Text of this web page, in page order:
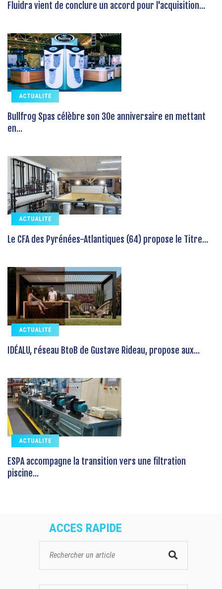
Fluidra vient de conclure un accord pour l'acquisition...
ACTUALITE
Bullfrog Spas célèbre son 30e anniversaire en mettant
en...
ACTUALITE
Le CFA des Pyrénées-Atlantiques (64) propose le Titre...
ACTUALITE
IDÉALU, réseau BtoB de Gustave Rideau, propose aux...
ACTUALITE
ESPA accompagne la transition vers une filtration
piscine...
ACCES RAPIDE